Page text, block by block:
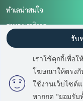
ทำเลน่าสนใจ
สาทร นราธิวาส
เราใช้คุกกี้เพื่อ
โฆษณาให้ตรงกั
ใช้งานเว็บไซต์
หากกด “ยอมรับ
รับ